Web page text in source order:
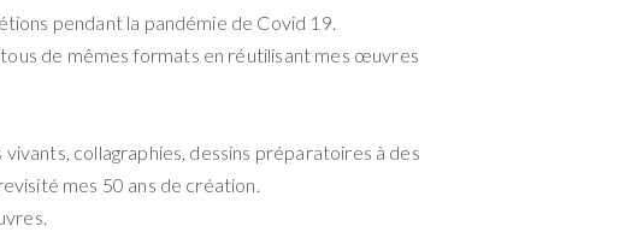
pendant la pandémie de Covid 19.
de mêmes formats en réutilisant mes œuvres
collagraphies, dessins préparatoires à des
mes 50 ans de création.